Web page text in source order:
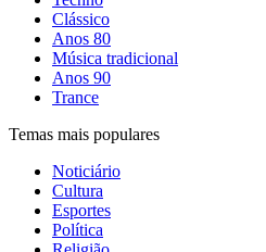
Clássico
Anos 80
Música tradicional
Anos 90
Trance
Temas mais populares
Noticiário
Cultura
Esportes
Política